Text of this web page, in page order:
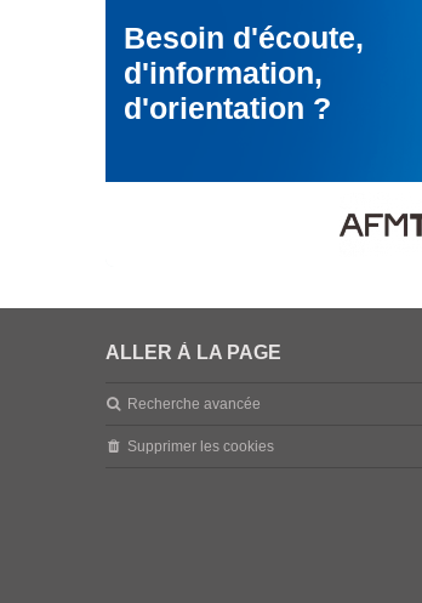
Besoin d'écoute,
d'information,
d'orientation ?
ALLER À LA PAGE
Recherche avancée
Supprimer les cookies